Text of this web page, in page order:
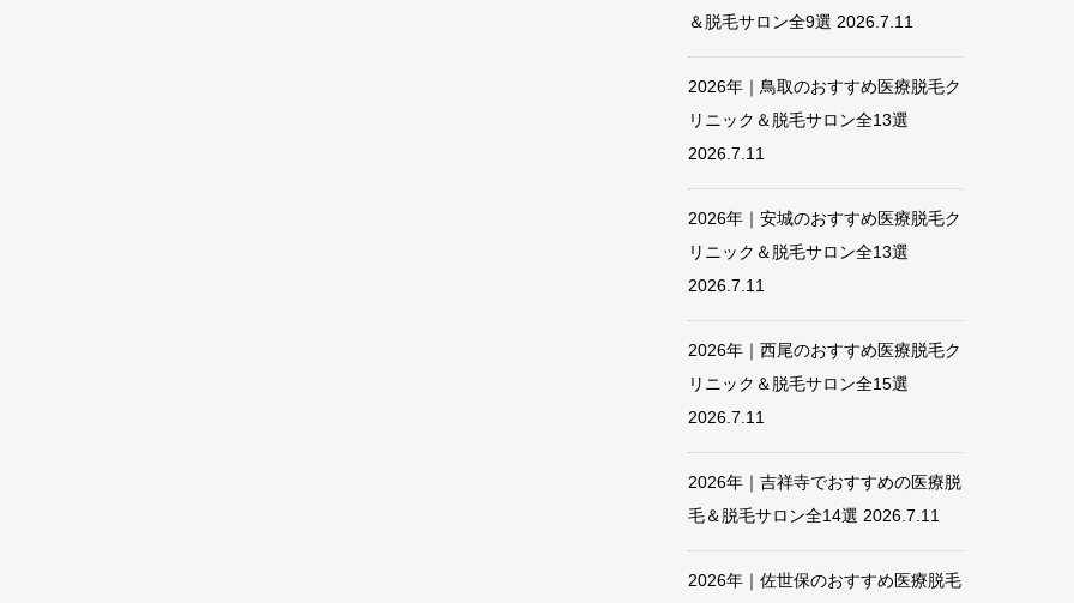
＆脱毛サロン全9選 2026.7.11
2026年｜鳥取のおすすめ医療脱毛ク
リニック＆脱毛サロン全13選
2026.7.11
2026年｜安城のおすすめ医療脱毛ク
リニック＆脱毛サロン全13選
2026.7.11
2026年｜西尾のおすすめ医療脱毛ク
リニック＆脱毛サロン全15選
2026.7.11
2026年｜吉祥寺でおすすめの医療脱
毛＆脱毛サロン全14選 2026.7.11
2026年｜佐世保のおすすめ医療脱毛